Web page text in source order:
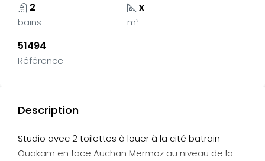
2
bains
x
m²
51494
Référence
Description
Studio avec 2 toilettes à louer à la cité batrain
Ouakam en face Auchan Mermoz au niveau de la